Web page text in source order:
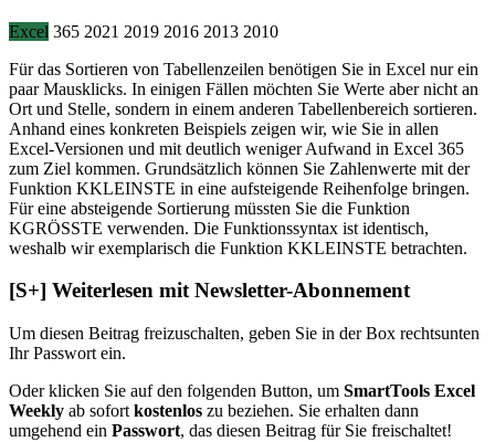
Excel 365 2021 2019 2016 2013 2010
Für das Sortieren von Tabellenzeilen benötigen Sie in Excel nur ein
paar Mausklicks. In einigen Fällen möchten Sie Werte aber nicht an
Ort und Stelle, sondern in einem anderen Tabellenbereich sortieren.
Anhand eines konkreten Beispiels zeigen wir, wie Sie in allen
Excel-Versionen und mit deutlich weniger Aufwand in Excel 365
zum Ziel kommen. Grundsätzlich können Sie Zahlenwerte mit der
Funktion KKLEINSTE in eine aufsteigende Reihenfolge bringen.
Für eine absteigende Sortierung müssten Sie die Funktion
KGRÖSSTE verwenden. Die Funktionssyntax ist identisch,
weshalb wir exemplarisch die Funktion KKLEINSTE betrachten.
[S+] Weiterlesen mit Newsletter-Abonnement
Um diesen Beitrag freizuschalten, geben Sie in der Box rechtsunten
Ihr Passwort ein.
Oder klicken Sie auf den folgenden Button, um SmartTools Excel
Weekly ab sofort kostenlos zu beziehen. Sie erhalten dann
umgehend ein Passwort, das diesen Beitrag für Sie freischaltet!